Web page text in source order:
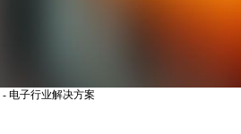
- 电子行业解决方案